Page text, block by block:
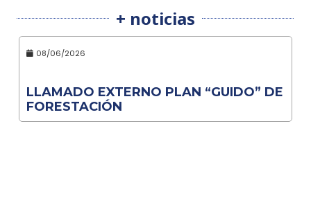
+ noticias
08/06/2026
LLAMADO EXTERNO PLAN “GUIDO” DE
FORESTACIÓN